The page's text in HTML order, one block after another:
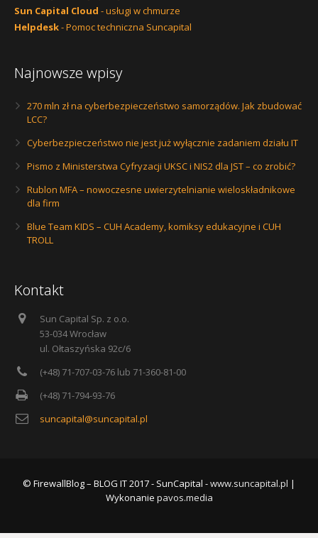
Sun Capital Cloud - usługi w chmurze
Helpdesk- Pomoc techniczna Suncapital
Najnowsze wpisy
270 mln zł na cyberbezpieczeństwo samorządów. Jak zbudować
LCC?
Cyberbezpieczeństwo nie jest już wyłącznie zadaniem działu IT
Pismo z Ministerstwa Cyfryzacji UKSC i NIS2 dla JST – co zrobić?
Rublon MFA – nowoczesne uwierzytelnianie wieloskładnikowe
dla firm
Blue Team KIDS – CUH Academy, komiksy edukacyjne i CUH
TROLL
Kontakt
Sun Capital Sp. z o.o.
53-034 Wrocław
ul. Ołtaszyńska 92c/6
(+48) 71-707-03-76 lub 71-360-81-00
(+48) 71-794-93-76
suncapital@suncapital.pl
© FirewallBlog – BLOG IT 2017 - SunCapital -www.suncapital.pl |
Wykonanie pavos.media